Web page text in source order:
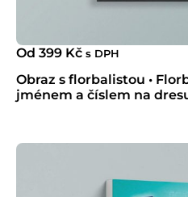
Od 399 Kč s DPH
Obraz s florbalistou •
jménem a číslem na